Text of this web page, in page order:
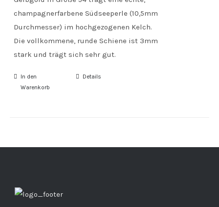
champagnerfarbene Südseeperle (10,5mm
Durchmesser) im hochgezogenen Kelch.
Die vollkommene, runde Schiene ist 3mm
stark und trägt sich sehr gut.
In den
Warenkorb
Details